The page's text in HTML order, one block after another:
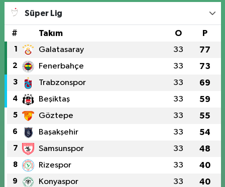
Süper Lig
# Takım O P
1 Galatasaray 33 77
2 Fenerbahçe 33 73
3 Trabzonspor 33 69
4 Beşiktaş 33 59
5 Göztepe 33 55
6 Başakşehir 33 54
7 Samsunspor 33 48
8 Rizespor 33 40
9 Konyaspor 33 40